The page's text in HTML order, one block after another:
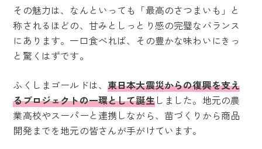
その魅力は、なんといっても「最高のさつまいも」と
称されるほどの、甘みとしっとり感の完璧なバランス
にあります。一口食べれば、その豊かな味わいにきっ
と驚くはずです。
ふくしまゴールドは、東日本大震災からの復興を支え
るプロジェクトの一環として誕生しました。地元の農
業高校やスーパーと連携しながら、苗づくりから商品
開発までを地元の皆さんが手がけています。